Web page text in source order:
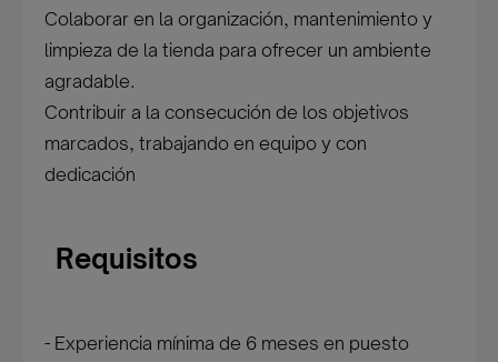
Colaborar en la organización, mantenimiento y
limpieza de la tienda para ofrecer un ambiente
agradable.
Contribuir a la consecución de los objetivos
marcados, trabajando en equipo y con
dedicación
Requisitos
- Experiencia mínima de 6 meses en puesto